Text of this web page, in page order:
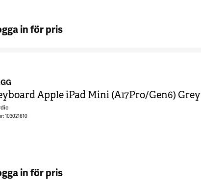
in för pris
Apple iPad Mini (A17Pro/Gen6) Grey
103021610
in för pris